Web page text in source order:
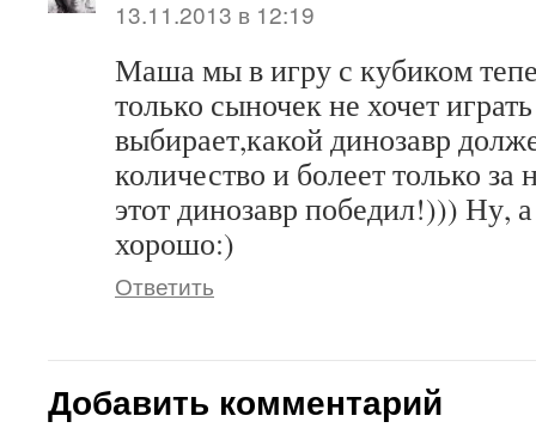
13.11.2013 в 12:19
Маша мы в игру с кубиком
только сыночек не хочет
выбирает,какой динозавр
количество и болеет только за
этот динозавр победил!))) Ну,
хорошо:)
Ответить
Добавить комментарий